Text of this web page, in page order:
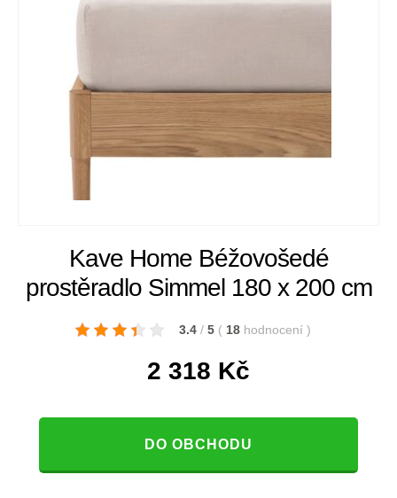
Kave Home Béžovošedé
prostěradlo Simmel 180 x 200 cm
3.4 / 5 ( 18 hodnocení )
2 318 Kč
DO OBCHODU